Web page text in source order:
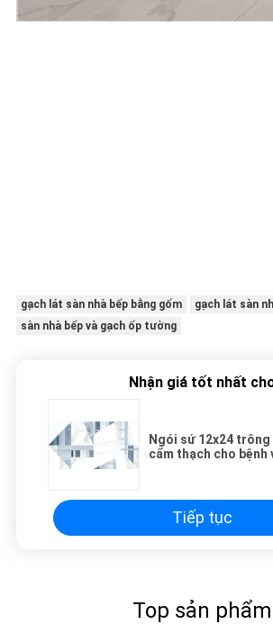
gạch lát sàn nhà bếp bằng gốm
gạch lát sàn
sàn nhà bếp và gạch ốp tường
Nhận giá tốt nhất
Ngói sứ 12x24
cẩm thạch cho bệnh
Tiếp tục
Top sản phẩm